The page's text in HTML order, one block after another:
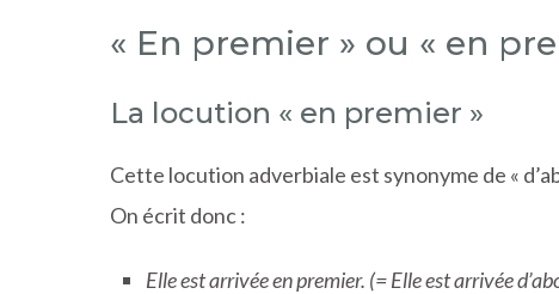
« En premier » ou « en
La locution « en premier »
Cette locution adverbiale est synonyme de «
On écrit donc :
Elle est arrivée en premier. (= Elle est arrivée